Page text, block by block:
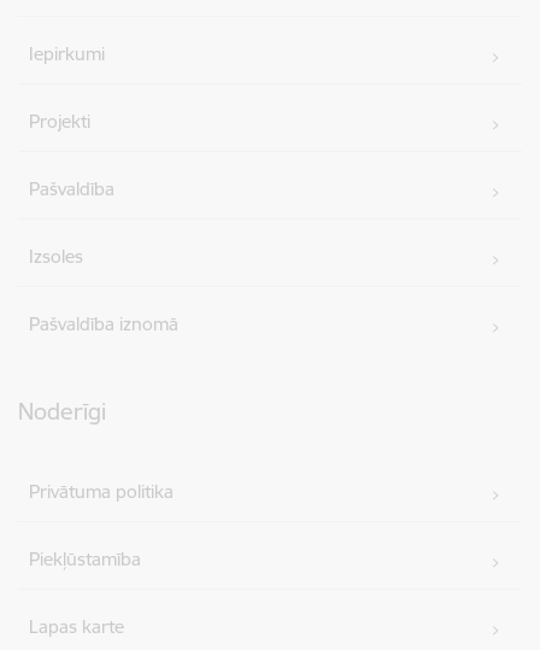
Iepirkumi
Projekti
Pašvaldība
Izsoles
Pašvaldība iznomā
Noderīgi
Privātuma politika
Piekļūstamība
Lapas karte